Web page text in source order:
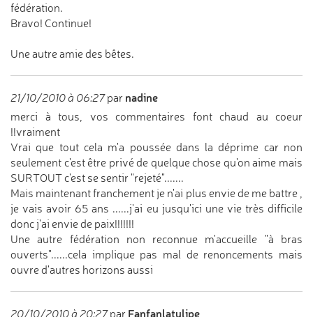
fédération.
Bravo! Continue!
Une autre amie des bêtes.
21/10/2010 à 06:27par nadine
merci à tous, vos commentaires font chaud au coeur
!!vraiment
Vrai que tout cela m'a poussée dans la déprime car non
seulement c'est être privé de quelque chose qu'on aime mais
SURTOUT c'est se sentir "rejeté".......
Mais maintenant franchement je n'ai plus envie de me battre ,
je vais avoir 65 ans ......j'ai eu jusqu'ici une vie très difficile
donc j'ai envie de paix!!!!!!!
Une autre fédération non reconnue m'accueille "à bras
ouverts"......cela implique pas mal de renoncements mais
ouvre d'autres horizons aussi
20/10/2010 à 20:27par Fanfanlatulipe